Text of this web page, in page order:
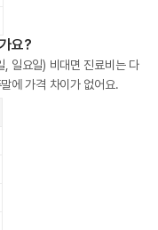
요?
, 일요일) 비대면 진료비는 다
에 가격 차이가 없어요.